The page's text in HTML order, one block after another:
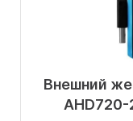
Внешний
AHD720-